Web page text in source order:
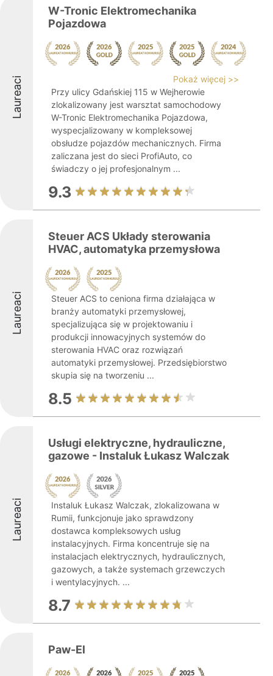
Laureaci
W-Tronic Elektromechanika
Pojazdowa
Pokaż więcej >>
Przy ulicy Gdańskiej 115 w Wejherowie
zlokalizowany jest warsztat samochodowy
W-Tronic Elektromechanika Pojazdowa,
wyspecjalizowany w kompleksowej
obsłudze pojazdów mechanicznych. Firma
zaliczana jest do sieci ProfiAuto, co
świadczy o jej profesjonalnym ...
9.3
Laureaci
Steuer ACS Układy sterowania
HVAC, automatyka przemysłowa
Steuer ACS to ceniona firma działająca w
branży automatyki przemysłowej,
specjalizująca się w projektowaniu i
produkcji innowacyjnych systemów do
sterowania HVAC oraz rozwiązań
automatyki przemysłowej. Przedsiębiorstwo
skupia się na tworzeniu ...
8.5
Laureaci
Usługi elektryczne, hydrauliczne,
gazowe - Instaluk Łukasz Walczak
Instaluk Łukasz Walczak, zlokalizowana w
Rumii, funkcjonuje jako sprawdzony
dostawca kompleksowych usług
instalacyjnych. Firma koncentruje się na
instalacjach elektrycznych, hydraulicznych,
gazowych, a także systemach grzewczych
i wentylacyjnych. ...
8.7
Paw-El